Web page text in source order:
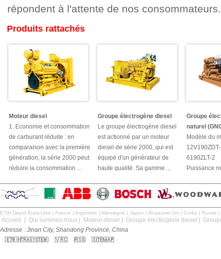
répondent à l'attente de nos
Produits rattachés
Moteur diesel
1. Economie et consommation
de carburant réduite : en
comparaison avec la première
génération, la série 2000 peut
réduire la consommation ...
Groupe électrogène diesel
Le groupe électrogène diesel
est actionné par un moteur
diesel de série 2000, qui est
équipé d'un générateur de
haute qualité. Sa gamme ...
Groupe
naturel
Modèle du
6190ZLT-2
Puissance
ETW Depot:États-Unis | France | Argentine | Allemagne | Japon | Royaume-Uni | Corée | Russie |
Accueil Qui sommes-nous Moteur diesel Groupe électrogène diesel
Adresse : Jinan City, Shandong Province, China